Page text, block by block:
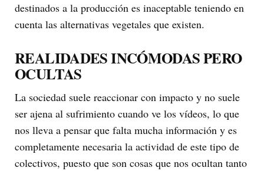
destinados a la producción es inaceptable teniendo en
cuenta las alternativas vegetales que existen.
REALIDADES INCÓMODAS PERO
OCULTAS
La sociedad suele reaccionar con impacto y no suele
ser ajena al sufrimiento cuando ve los vídeos, lo que
nos lleva a pensar que falta mucha información y es
completamente necesaria la actividad de este tipo de
colectivos, puesto que son cosas que nos ocultan tanto